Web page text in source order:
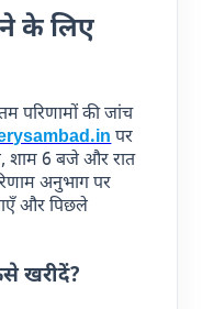
के लिए
परिणामों की जांच
पर
शाम 6 बजे और रात
अनुभाग पर
और पिछले
खरीदें?